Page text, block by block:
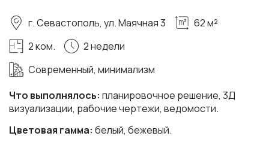
Что выполнялось: планировочное решение, 3Д
визуализации, рабочие чертежи, ведомости.
Цветовая гамма: белый, бежевый.
г. Севастополь, ул. Маячная 3
62 м²
2 ком.
2 недели
Современный, минимализм